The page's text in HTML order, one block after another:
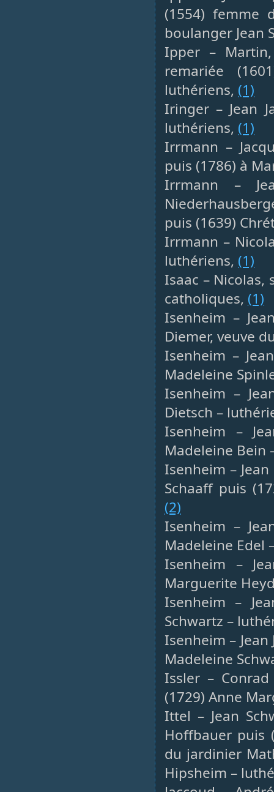
(1554) femme
boulanger Jean
Ipper –
remariée
luthériens, (1)
Iringer – Jean
luthériens, (1)
Irrmann –
puis (1786) à
Irrmann –
puis (1639)
Irrmann –
luthériens, (1)
Isaac – Nicolas,
catholiques, (1)
Isenheim –
Diemer, veuve
Isenheim –
Madeleine
Isenheim –
Dietsch –
Isenheim –
Madeleine Bein
Isenheim –
Schaaff puis
(2)
Isenheim –
Madeleine Edel
Isenheim –
Marguerite
Isenheim –
Schwartz –
Isenheim –
Madeleine
Issler –
(1729) Anne
Ittel – Jean
Hoffbauer puis
du jardinier
Hipsheim –